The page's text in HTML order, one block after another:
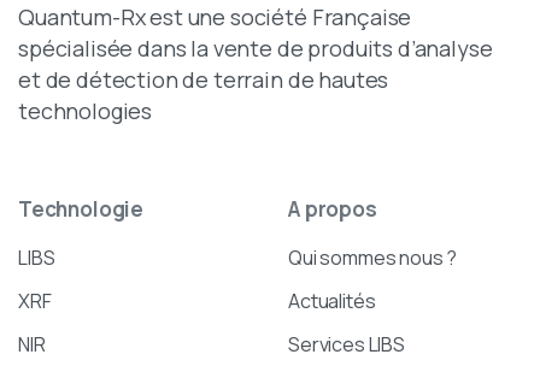
Quantum-Rx est une société Française
spécialisée dans la vente de produits d’analyse
et de détection de terrain de hautes
technologies
Technologie
LIBS
XRF
NIR
A propos
Qui sommes nous ?
Actualités
Services LIBS